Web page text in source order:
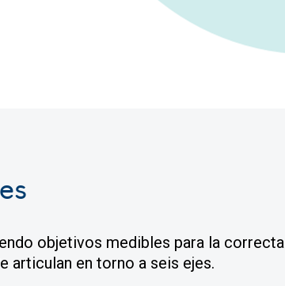
objetivos medibles para la correcta
articulan en torno a seis ejes.